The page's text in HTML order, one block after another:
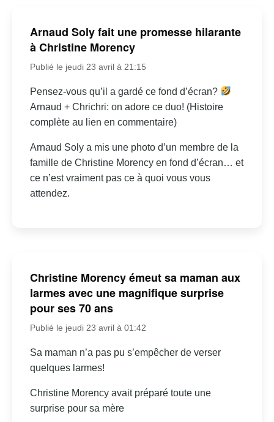
Arnaud Soly fait une promesse hilarante
à Christine Morency
Publié le jeudi 23 avril à 21:15
Pensez-vous qu’il a gardé ce fond d’écran?
Arnaud + Chrichri: on adore ce duo! (Histoire
complète au lien en commentaire)
Arnaud Soly a mis une photo d’un membre de la
famille de Christine Morency en fond d’écran… et
ce n’est vraiment pas ce à quoi vous vous
attendez.
Christine Morency émeut sa maman aux
larmes avec une magnifique surprise
pour ses 70 ans
Publié le jeudi 23 avril à 01:42
Sa maman n’a pas pu s’empêcher de verser
quelques larmes!
Christine Morency avait préparé toute une
surprise pour sa mère